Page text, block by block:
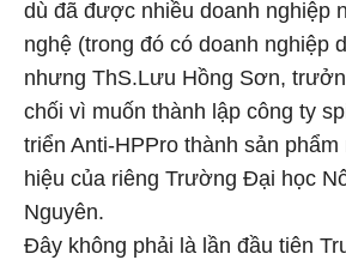
dù đã được nhiều doanh nghiệp
nghệ (trong đó có doanh nghiệp
nhưng ThS.Lưu Hồng Sơn,
chối vì muốn thành lập công ty
triển Anti-HPPro thành sản
hiệu của riêng Trường Đại học
Nguyên.
Đây không phải là lần đầu tiên